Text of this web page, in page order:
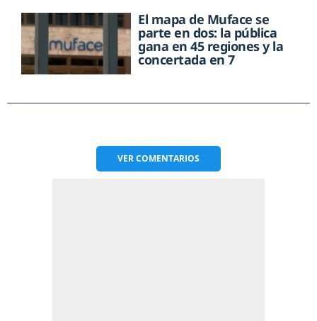
El mapa de Muface se
parte en dos: la pública
gana en 45 regiones y la
concertada en 7
VERCOMENTARIOS